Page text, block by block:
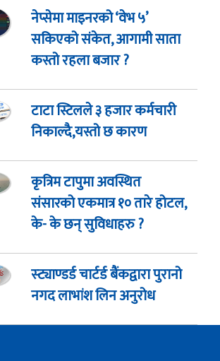
नेप्सेमा माइनरको ‘वेभ ५’
सकिएको संकेत, आगामी साता
कस्तो रहला बजार ?
टाटा स्टिलले ३ हजार कर्मचारी
निकाल्दै,यस्तो छ कारण
कृत्रिम टापुमा अवस्थित
संसारको एकमात्र १० तारे होटल,
के- के छन् सुविधाहरु ?
स्ट्याण्डर्ड चार्टर्ड बैंकद्वारा पुरानो
नगद लाभांश लिन अनुरोध